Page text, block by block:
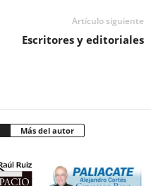
Artículo siguiente
Escritores y editoriales
Más del autor